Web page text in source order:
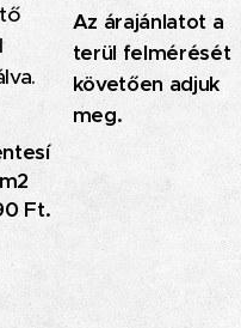
Ft.
Az árajánlatot a
terül felmérését
követően adjuk
meg.